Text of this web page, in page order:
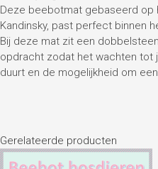
Deze beebotmat gebaseerd op
Kandinsky, past perfect binnen
Bij deze mat zit een
opdracht zodat het wachten tot
duurt en de mogelijkheid om
Gerelateerde producten